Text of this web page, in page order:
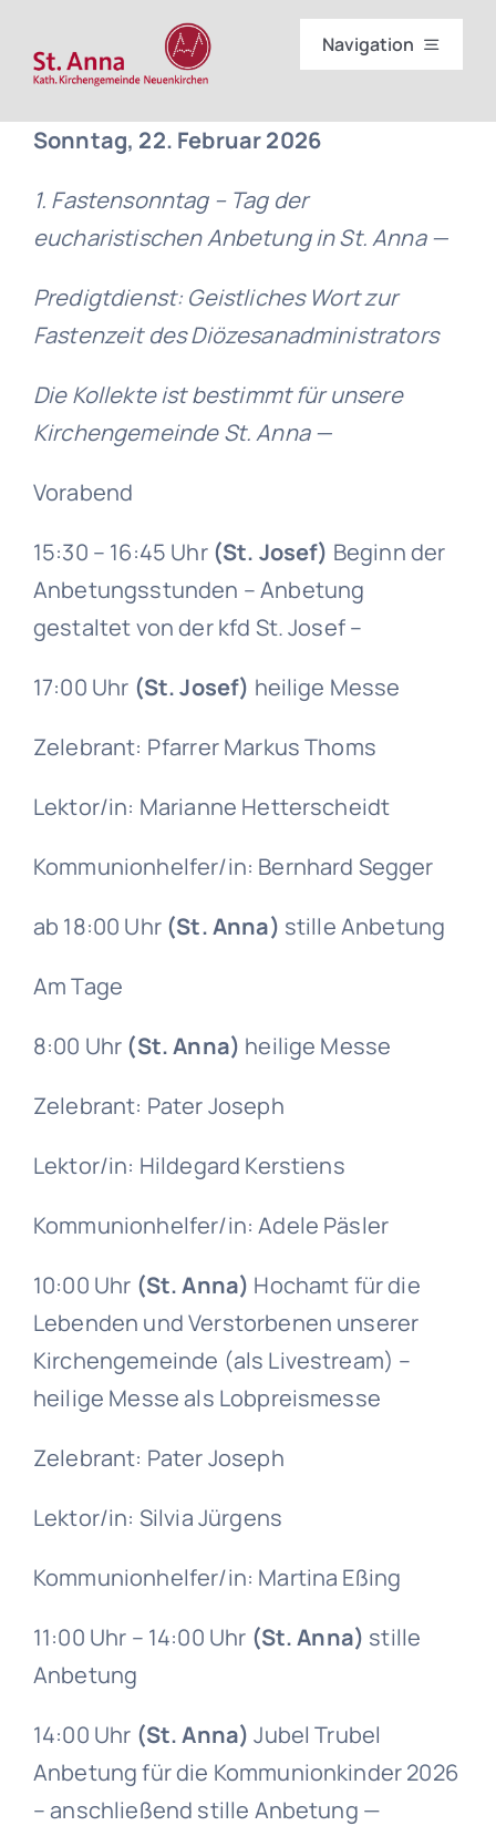
content
Navigation
Wir
Sakramente
Einrichtungen
Gruppen
Sonntag, 22. Februar 2026
1. Fastensonntag – Tag der
eucharistischen Anbetung in St. Anna —
Predigtdienst: Geistliches Wort zur
Fastenzeit des Diözesanadministrators
Die Kollekte ist bestimmt für unsere
Kirchengemeinde St. Anna —
Vorabend
15:30 – 16:45 Uhr (St. Josef) Beginn der
Anbetungsstunden – Anbetung
gestaltet von der kfd St. Josef –
17:00 Uhr (St. Josef) heilige Messe
Zelebrant: Pfarrer Markus Thoms
Lektor/in: Marianne Hetterscheidt
Kommunionhelfer/in: Bernhard Segger
ab 18:00 Uhr (St. Anna) stille Anbetung
Am Tage
8:00 Uhr (St. Anna) heilige Messe
Zelebrant: Pater Joseph
Lektor/in: Hildegard Kerstiens
Kommunionhelfer/in: Adele Päsler
10:00 Uhr (St. Anna) Hochamt für die
Lebenden und Verstorbenen unserer
Kirchengemeinde (als Livestream) –
heilige Messe als Lobpreismesse
Zelebrant: Pater Joseph
Lektor/in: Silvia Jürgens
Kommunionhelfer/in: Martina Eßing
11:00 Uhr – 14:00 Uhr (St. Anna) stille
Anbetung
14:00 Uhr (St. Anna) Jubel Trubel
Anbetung für die Kommunionkinder 2026
– anschließend stille Anbetung —